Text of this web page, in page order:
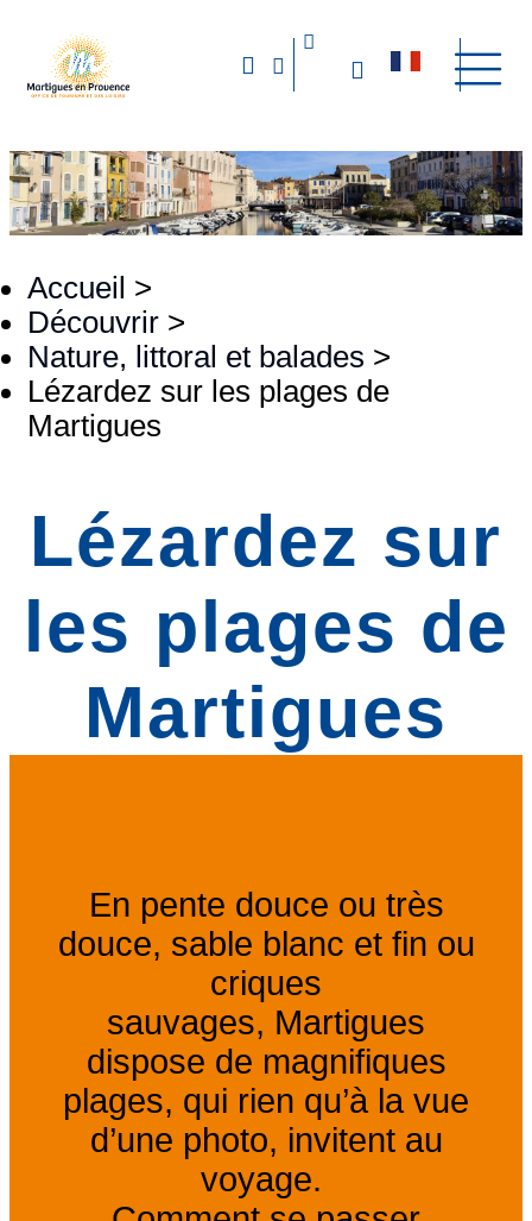
Accueil >
Découvrir >
Nature, littoral et balades >
Lézardez sur les plages de
Martigues
Lézardez sur
les plages de
Martigues
En pente douce ou très
douce, sable blanc et fin ou
criques
sauvages, Martigues
dispose de magnifiques
plages, qui rien qu’à la vue
d’une photo, invitent au
voyage.